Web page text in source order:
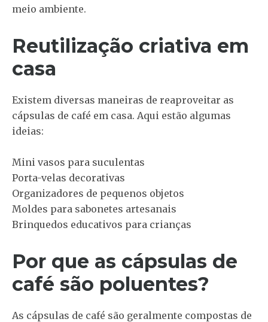
meio ambiente.
Reutilização criativa em
casa
Existem diversas maneiras de reaproveitar as
cápsulas de café em casa. Aqui estão algumas
ideias:
Mini vasos para suculentas
Porta-velas decorativas
Organizadores de pequenos objetos
Moldes para sabonetes artesanais
Brinquedos educativos para crianças
Por que as cápsulas de
café são poluentes?
As cápsulas de café são geralmente compostas de